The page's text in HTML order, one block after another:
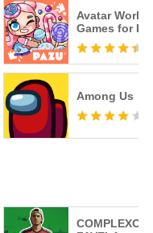
Avatar World
Games for
Among Us
COMPLEXO